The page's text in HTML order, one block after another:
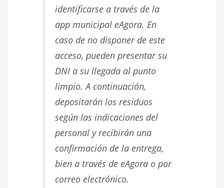
identificarse a través de la
app municipal eAgora. En
caso de no disponer de este
acceso, pueden presentar su
DNI a su llegada al punto
limpio. A continuación,
depositarán los residuos
según las indicaciones del
personal y recibirán una
confirmación de la entrega,
bien a través de eAgora o por
correo electrónico.